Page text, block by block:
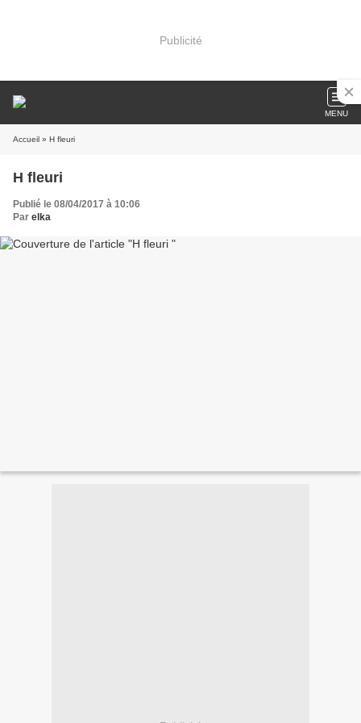
Publicité
MENU
Accueil » H fleuri
H fleuri
Publié le 08/04/2017 à 10:06
Par elka